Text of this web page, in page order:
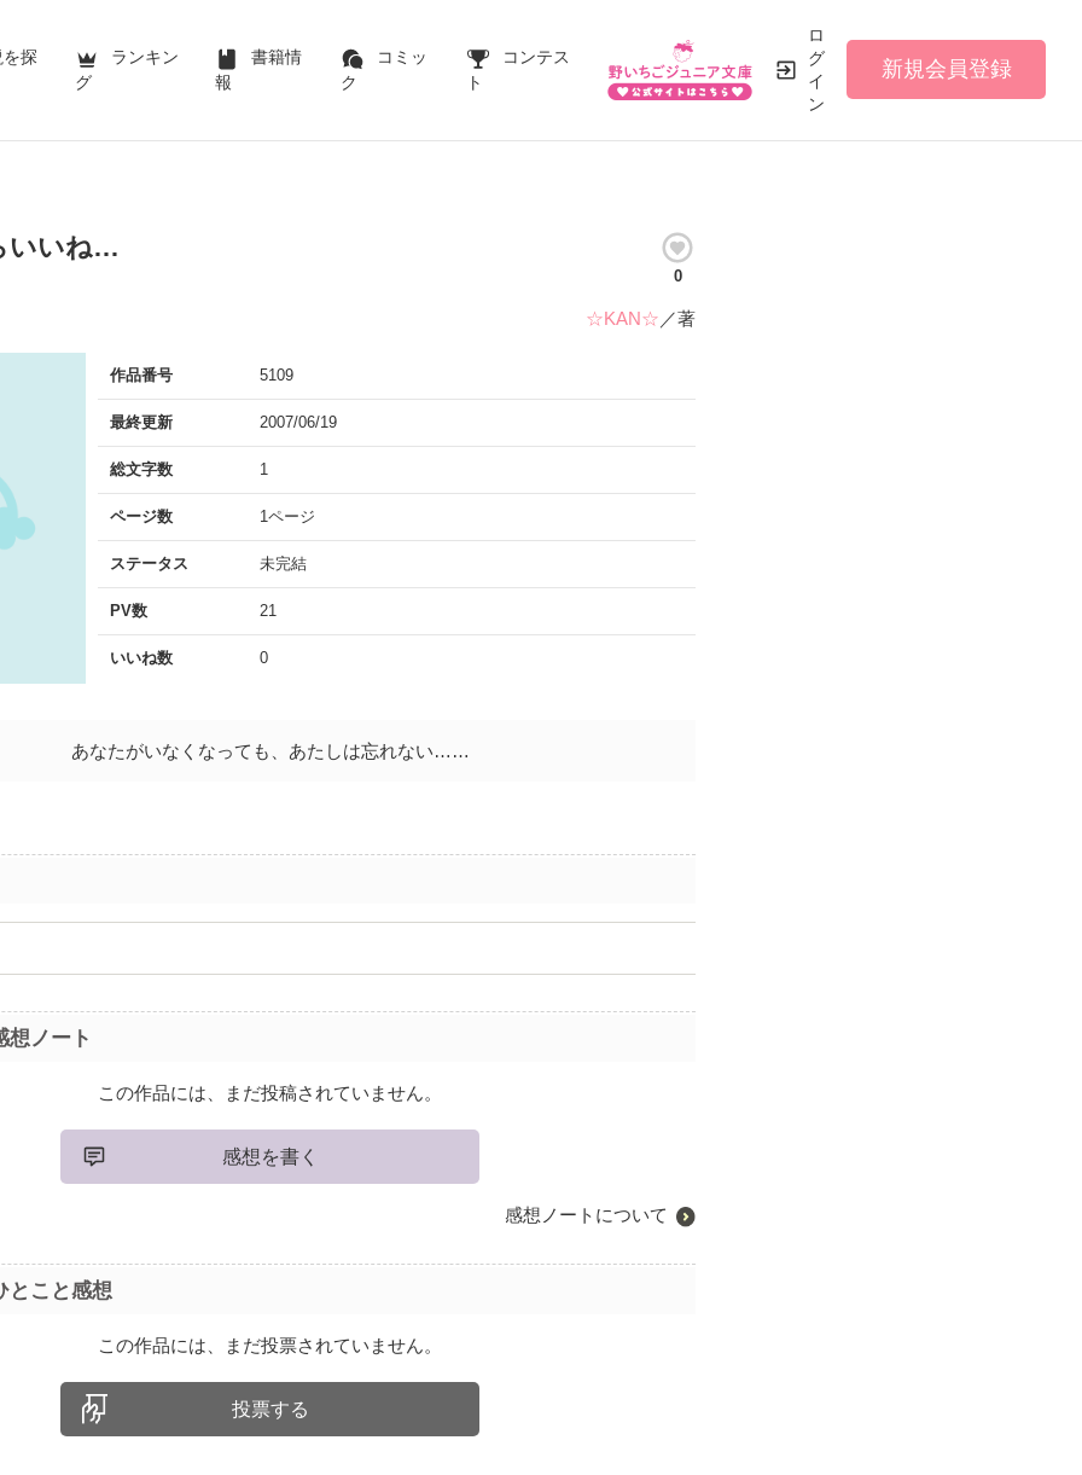
探
ランキン
グ
書籍情
報
コミッ
ク
コンテス
ト
ロ
グ
イ
ン
新規会員登録
いいね…
0
☆KAN☆ ／著
作品番号 5109
最終更新 2007/06/19
総文字数 1
ページ数 1ページ
ステータス 未完結
PV数 21
いいね数 0
あなたがいなくなっても、あたしは忘れない……
想ノート
この作品には、まだ投稿されていません。
感想を書く
感想ノートについて
とこと感想
この作品には、まだ投票されていません。
投票する